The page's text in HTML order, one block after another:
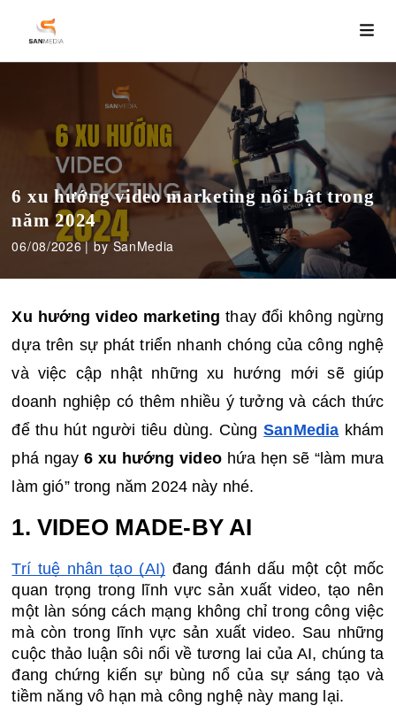
6 xu hướng video marketing nổi bật trong
năm 2024
06/08/2026 by SanMedia
Xu hướng video marketing thay đổi không ngừng
dựa trên sự phát triển nhanh chóng của công nghệ
và việc cập nhật những xu hướng mới sẽ giúp
doanh nghiệp có thêm nhiều ý tưởng và cách thức
để thu hút người tiêu dùng. Cùng SanMedia khám
phá ngay 6 xu hướng video hứa hẹn sẽ “làm mưa
làm gió” trong năm 2024 này nhé.
1. VIDEO MADE-BY AI
Trí tuệ nhân tạo (AI) đang đánh dấu một cột mốc
quan trọng trong lĩnh vực sản xuất video, tạo nên
một làn sóng cách mạng không chỉ trong công việc
mà còn trong lĩnh vực sản xuất video. Sau những
cuộc thảo luận sôi nổi về tương lai của AI, chúng ta
đang chứng kiến sự bùng nổ của sự sáng tạo và
tiềm năng vô hạn mà công nghệ này mang lại.